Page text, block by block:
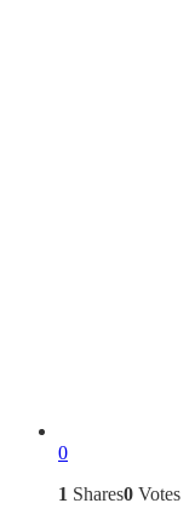
0
1 Shares0 Votes